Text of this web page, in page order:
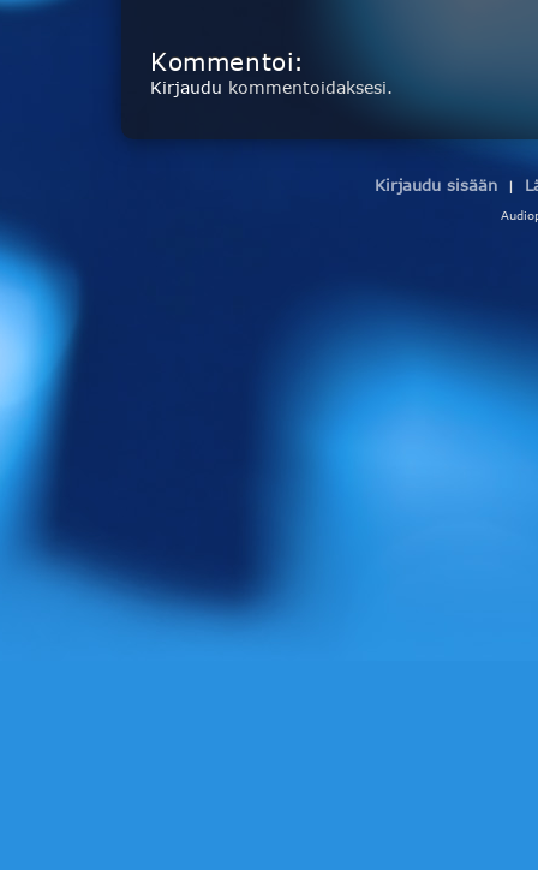
Kommentoi:
Kirjaudu kommentoidaksesi.
Kirjaudu sisään |